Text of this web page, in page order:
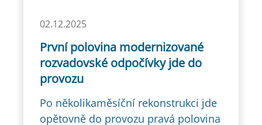
02.12.2025
První polovina modernizované
rozvadovské odpočívky jde do
provozu
Po několikaměsíční rekonstrukci jde
opětovně do provozu pravá polovina